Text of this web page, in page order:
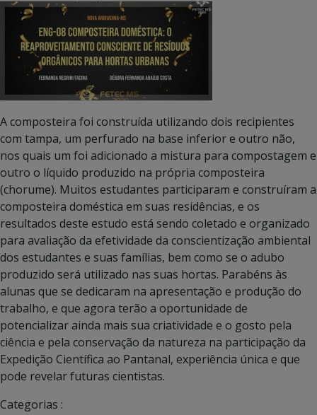
A composteira foi construída utilizando dois recipientes
com tampa, um perfurado na base inferior e outro não,
nos quais um foi adicionado a mistura para compostagem e
outro o líquido produzido na própria composteira
(chorume). Muitos estudantes participaram e construíram a
composteira doméstica em suas residências, e os
resultados deste estudo está sendo coletado e organizado
para avaliação da efetividade da conscientização ambiental
dos estudantes e suas famílias, bem como se o adubo
produzido será utilizado nas suas hortas. Parabéns às
alunas que se dedicaram na apresentação e produção do
trabalho, e que agora terão a oportunidade de
potencializar ainda mais sua criatividade e o gosto pela
ciência e pela conservação da natureza na participação da
Expedição Científica ao Pantanal, experiência única e que
pode revelar futuras cientistas.
Categorias :